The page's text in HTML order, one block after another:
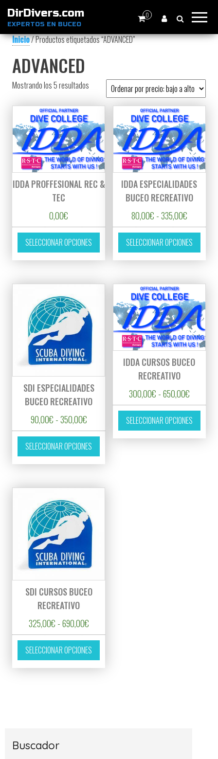
DirDivers.com
EXPERTOS EN BUCEO
0
Inicio/ Productos etiquetados “ADVANCED”
ADVANCED
Mostrando los 5 resultados Ordenado por precio: bajo a alto
IDDA PROFFESIONAL REC &
TEC
0,00€
SELECCIONAR OPCIONES
Este producto tiene múltiples variantes.
IDDA ESPECIALIDADES
BUCEO RECREATIVO
80,00€ -335,00€Rango
SELECCIONAR OPCIONES
Este
SDI ESPECIALIDADES
BUCEO RECREATIVO
90,00€ -350,00€Rango de precios: desde 90,00€ hasta
SELECCIONAR OPCIONES
Este producto tiene múltiples variantes.
IDDA CURSOS BUCEO
RECREATIVO
300,00€ -650,00€Rango
SELECCIONAR OPCIONES
Este
SDI CURSOS BUCEO
RECREATIVO
325,00€ -690,00€Rango de precios: desde 325,00€ hasta
SELECCIONAR OPCIONES
Buscador